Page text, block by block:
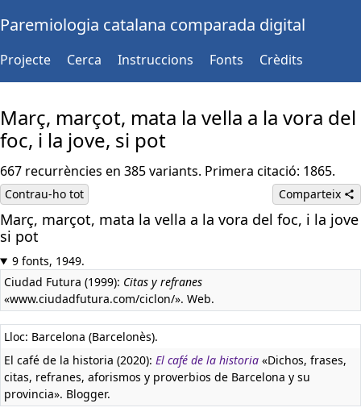
Paremiologia catalana comparada digital
Projecte Cerca Instruccions Fonts Crèdits
Març, marçot, mata la vella a la vora del
foc, i la jove, si pot
667 recurrències en 385 variants. Primera citació: 1865.
Contrau-ho tot Comparteix
Març, marçot, mata la vella a la vora del foc, i la jove
si pot
9 fonts, 1949.
Ciudad Futura (1999): Citas y refranes
«www.ciudadfutura.com/ciclon/». Web.
Lloc: Barcelona (Barcelonès).
El café de la historia (2020): El café de la historia «Dichos, frases,
citas, refranes, aforismos y proverbios de Barcelona y su
provincia». Blogger.